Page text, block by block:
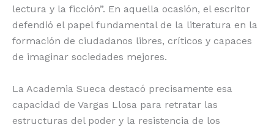
lectura y la ficción”. En aquella ocasión, el escritor
defendió el papel fundamental de la literatura en la
formación de ciudadanos libres, críticos y capaces
de imaginar sociedades mejores.
La Academia Sueca destacó precisamente esa
capacidad de Vargas Llosa para retratar las
estructuras del poder y la resistencia de los